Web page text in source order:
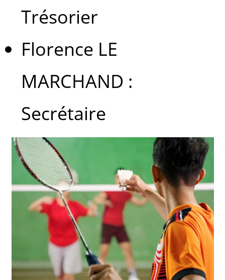
Trésorier
Florence LE
MARCHAND :
Secrétaire